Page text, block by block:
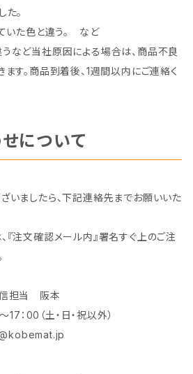
。
いた色と違う。 など
など当社原因による場合は、商品不良
す。商品到着後、1週間以内にご連絡く
について
いましたら、下記連絡先までお願いいた
注文確認メール内』署名すぐ上のご注
信担当 阪本
：00（土・日・祝以外）